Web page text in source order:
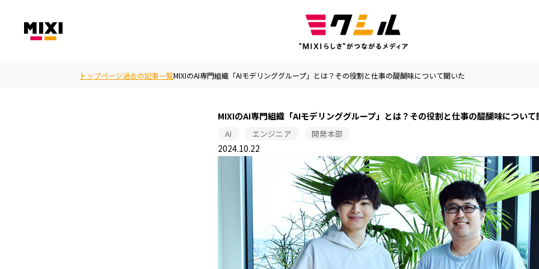
トップページ過去の記事一覧MIXIのAI専門組織「AIモデリンググループ」とは？その役割と仕事の醍醐味について聞いた
MIXIのAI専門組織「AIモデリンググループ」とは？その役割と仕事の醍醐味について
AI エンジニア 開発本部
2024.10.22